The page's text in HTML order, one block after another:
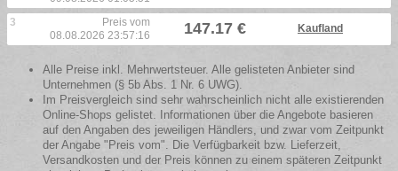
3
Preis vom
08.08.2026 23:57:16
147.17 € Kaufland
Alle Preise inkl. Mehrwertsteuer. Alle gelisteten Anbieter sind
Unternehmen (§ 5b Abs. 1 Nr. 6 UWG).
Im Preisvergleich sind sehr wahrscheinlich nicht alle existierenden
Online-Shops gelistet. Informationen über die Angebote basieren
auf den Angaben des jeweiligen Händlers, und zwar vom Zeitpunkt
der Angabe "Preis vom". Die Verfügbarkeit bzw. Lieferzeit,
Versandkosten und der Preis können zu einem späteren Zeitpunkt